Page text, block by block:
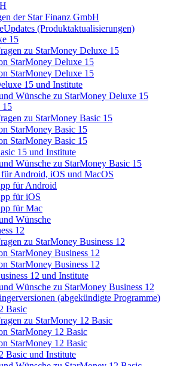
der Star Finanz GmbH
(Produktaktualisierungen)
15
zu StarMoney Deluxe 15
StarMoney Deluxe 15
StarMoney Deluxe 15
15 und Institute
Wünsche zu StarMoney Deluxe 15
15
zu StarMoney Basic 15
StarMoney Basic 15
StarMoney Basic 15
15 und Institute
Wünsche zu StarMoney Basic 15
Android, iOS und MacOS
für Android
für iOS
für Mac
Wünsche
12
zu StarMoney Business 12
StarMoney Business 12
StarMoney Business 12
12 und Institute
Wünsche zu StarMoney Business 12
(abgekündigte Programme)
Basic
zu StarMoney 12 Basic
StarMoney 12 Basic
StarMoney 12 Basic
und Institute